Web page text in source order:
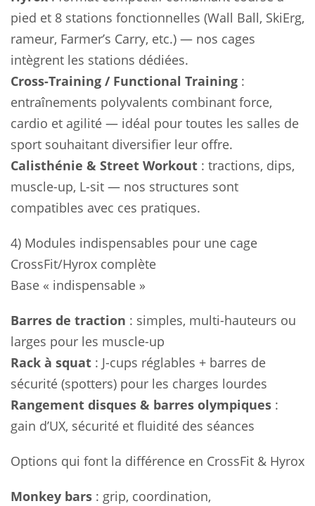
pied et 8 stations fonctionnelles (Wall Ball, SkiErg,
rameur, Farmer’s Carry, etc.) — nos cages
intègrent les stations dédiées.
Cross-Training / Functional Training :
entraînements polyvalents combinant force,
cardio et agilité — idéal pour toutes les salles de
sport souhaitant diversifier leur offre.
Calisthénie & Street Workout : tractions, dips,
muscle-up, L-sit — nos structures sont
compatibles avec ces pratiques.
4) Modules indispensables pour une cage
CrossFit/Hyrox complète
Base « indispensable »
Barres de traction : simples, multi-hauteurs ou
larges pour les muscle-up
Rack à squat : J-cups réglables + barres de
sécurité (spotters) pour les charges lourdes
Rangement disques & barres olympiques :
gain d’UX, sécurité et fluidité des séances
Options qui font la différence en CrossFit & Hyrox
Monkey bars : grip, coordination,